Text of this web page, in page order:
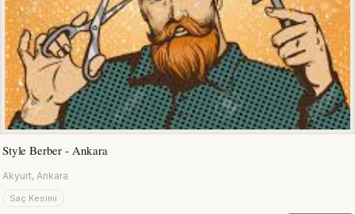
Style Berber - Ankara
Akyurt, Ankara
Saç Kesimi